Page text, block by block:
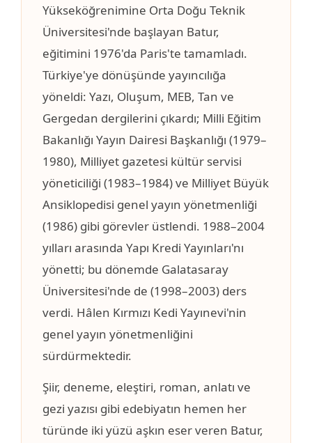
Yükseköğrenimine Orta Doğu Teknik
Üniversitesi'nde başlayan Batur,
eğitimini 1976'da Paris'te tamamladı.
Türkiye'ye dönüşünde yayıncılığa
yöneldi: Yazı, Oluşum, MEB, Tan ve
Gergedan dergilerini çıkardı; Milli Eğitim
Bakanlığı Yayın Dairesi Başkanlığı (1979–
1980), Milliyet gazetesi kültür servisi
yöneticiliği (1983–1984) ve Milliyet Büyük
Ansiklopedisi genel yayın yönetmenliği
(1986) gibi görevler üstlendi. 1988–2004
yılları arasında Yapı Kredi Yayınları'nı
yönetti; bu dönemde Galatasaray
Üniversitesi'nde de (1998–2003) ders
verdi. Hâlen Kırmızı Kedi Yayınevi'nin
genel yayın yönetmenliğini
sürdürmektedir.
Şiir, deneme, eleştiri, roman, anlatı ve
gezi yazısı gibi edebiyatın hemen her
türünde iki yüzü aşkın eser veren Batur,